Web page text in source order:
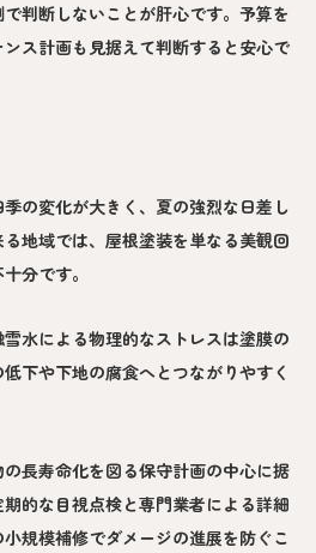
判断しないことが肝心です。予算を
ス計画も見据えて判断すると安心で
の変化が大きく、夏の強烈な日差し
地域では、屋根塗装を単なる美観回
分です。
水による物理的なストレスは塗膜の
下や下地の腐食へとつながりやすく
長寿命化を図る保守計画の中心に据
的な目視点検と専門業者による詳細
規模補修でダメージの進展を防ぐこ